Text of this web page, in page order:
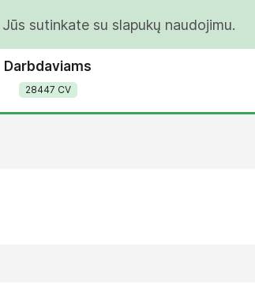
sutinkate su slapukų naudojimu.
Darbdaviams
28447 CV